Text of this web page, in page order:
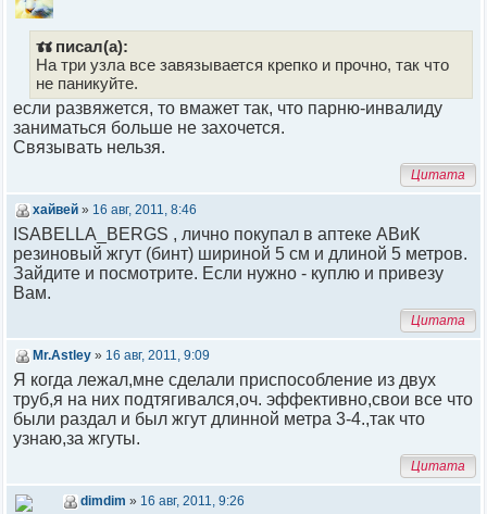
тт писал(а):
На три узла все завязывается крепко и прочно, так что
не паникуйте.
если развяжется, то вмажет так, что парню-инвалиду
заниматься больше не захочется.
Связывать нельзя.
Цитата
хайвей » 16 авг, 2011, 8:46
ISABELLA_BERGS , лично покупал в аптеке АВиК
резиновый жгут (бинт) шириной 5 см и длиной 5 метров.
Зайдите и посмотрите. Если нужно - куплю и привезу
Вам.
Цитата
Mr.Astley » 16 авг, 2011, 9:09
Я когда лежал,мне сделали приспособление из двух
труб,я на них подтягивался,оч. эффективно,свои все что
были раздал и был жгут длинной метра 3-4.,так что
узнаю,за жгуты.
Цитата
dimdim » 16 авг, 2011, 9:26